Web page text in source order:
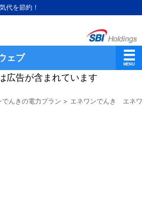
代を節約！
ェブ
広告が含まれています
でんきの電力プラン > エネワンでんき エネ